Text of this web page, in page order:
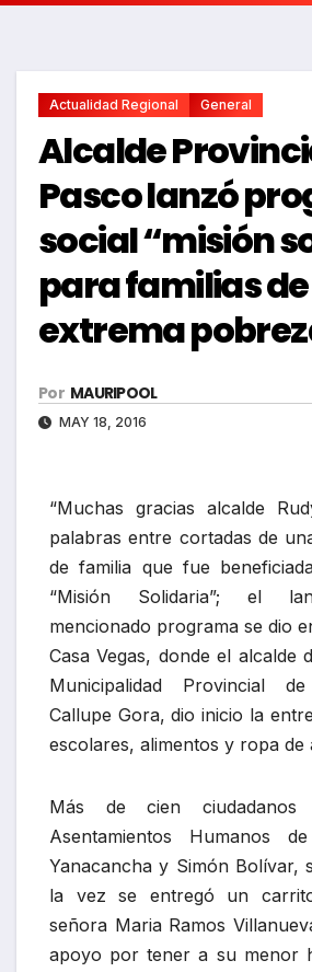
Actualidad Regional General
Alcalde
Pasco lanzó
social “misión
para familias de
extrema
Por MAURIPOOL
MAY 18, 2016
“Muchas gracias alcalde
palabras entre cortadas de
de familia que fue
“Misión Solidaria”; el
mencionado programa se dio
Casa Vegas, donde el alcalde
Municipalidad Provincial
Callupe Gora, dio inicio la
escolares, alimentos y ropa de
Más de cien ciudadanos
Asentamientos Humanos
Yanacancha y Simón Bolívar,
la vez se entregó un
señora Maria Ramos
apoyo por tener a su menor